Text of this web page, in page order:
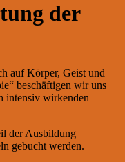
der
auf Körper, Geist und
beschäftigen wir uns
intensiv wirkenden
der Ausbildung
gebucht werden.